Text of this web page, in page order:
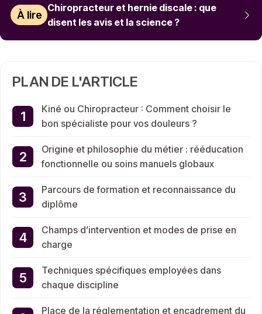
À lire
Chiropracteur et hernie discale : que
disent les avis et la science ?
PLAN DE L'ARTICLE
Kiné ou Chiropracteur : Comment choisir le
bon spécialiste pour vos douleurs ?
Origine et philosophie du métier : rééducation
fonctionnelle ou soins manuels globaux
Parcours de formation et reconnaissance du
diplôme
Champs d’intervention et modes de prise en
charge
Techniques spécifiques employées dans
chaque discipline
Place de la réglementation et encadrement du